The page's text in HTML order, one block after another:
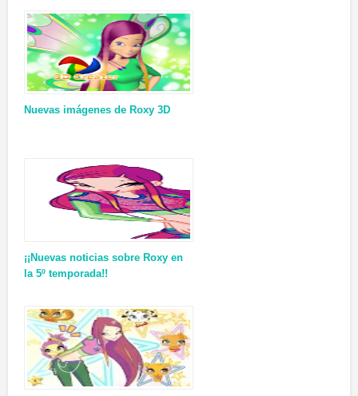
Nuevas imágenes de Roxy 3D
¡¡Nuevas noticias sobre Roxy en
la 5º temporada!!